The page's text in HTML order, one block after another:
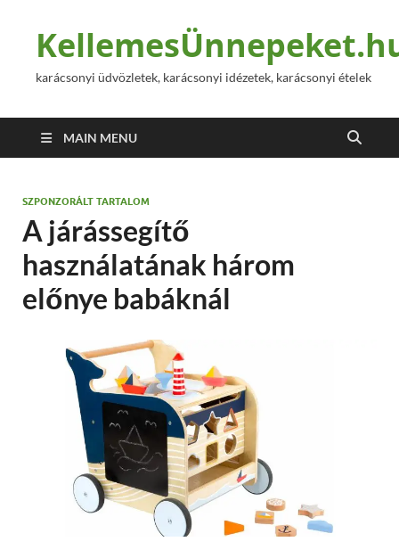
karácsonyi üdvözletek, karácsonyi idézetek, karácsonyi ételek
MAIN MENU
SZPONZORÁLT TARTALOM
A járássegítő
használatának három
előnye babáknál